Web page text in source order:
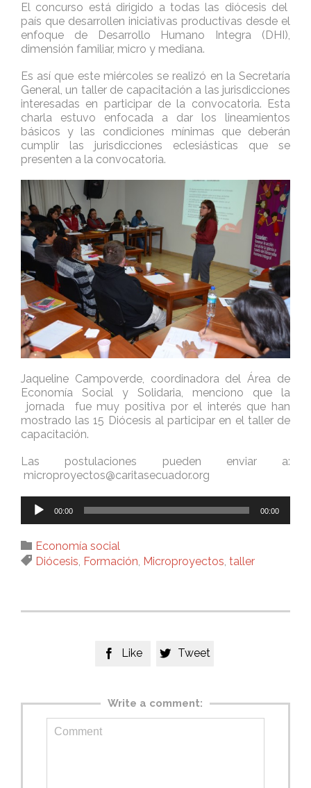
El concurso está dirigido a todas las diócesis del
país que desarrollen iniciativas productivas desde el
enfoque de Desarrollo Humano Integra (DHI),
dimensión familiar, micro y mediana.
Es así que este miércoles se realizó en la Secretaría
General, un taller de capacitación a las jurisdicciones
interesadas en participar de la convocatoria. Esta
charla estuvo enfocada a dar los lineamientos
básicos y las condiciones mínimas que deberán
cumplir las jurisdicciones eclesiásticas que se
presenten a la convocatoria.
Jaqueline Campoverde, coordinadora del Área de
Economía Social y Solidaria, menciono que la
jornada fue muy positiva por el interés que han
mostrado las 15 Diócesis al participar en el taller de
capacitación.
Las postulaciones pueden enviar a:
microproyectos@caritasecuador.org
Reproductor
00:00 00:00
 Category
Economía social
 Tags
Diócesis Formación Microproyectos taller
 Like  Tweet
Write a comment: